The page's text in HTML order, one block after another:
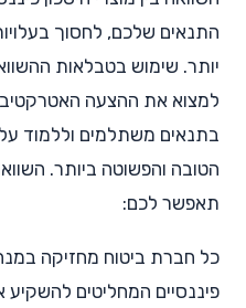
התנאים שלכם, לחסוך
למצוא את ההצעה
בתנאים משתלמים וללמוד
הטובה והפשוטה ביותר.
תאפשר לכם:
כל חברת ביטוח מחזיקה
פיננסיים המחליטים